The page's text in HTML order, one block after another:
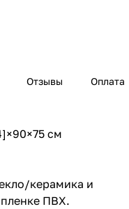
Отзывы Оплата
см
керамика и
ПВХ.